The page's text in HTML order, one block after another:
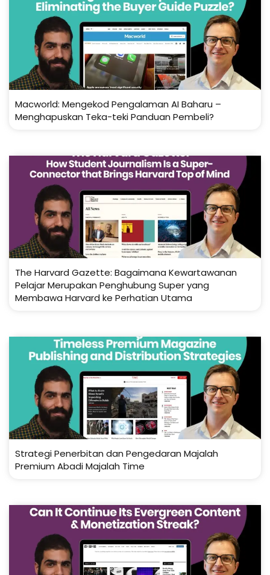
Macworld: Mengekod Pengalaman AI Baharu –
Menghapuskan Teka-teki Panduan Pembeli?
The Harvard Gazette: Bagaimana Kewartawanan
Pelajar Merupakan Penghubung Super yang
Membawa Harvard ke Perhatian Utama
Strategi Penerbitan dan Pengedaran Majalah
Premium Abadi Majalah Time